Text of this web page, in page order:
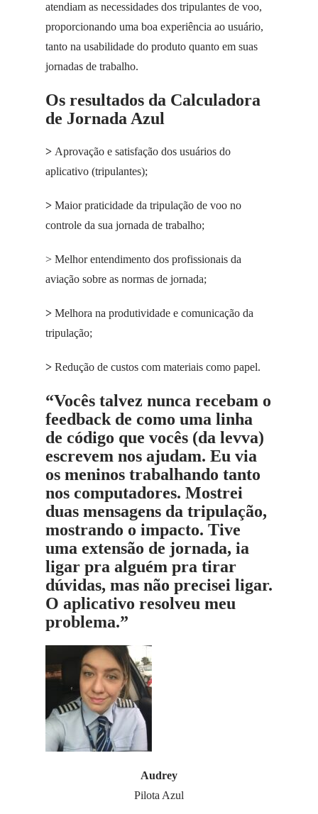
atendiam as necessidades dos tripulantes de voo,
proporcionando uma boa experiência ao usuário,
tanto na usabilidade do produto quanto em suas
jornadas de trabalho.
Os resultados da Calculadora
de Jornada Azul
> Aprovação e satisfação dos usuários do
aplicativo (tripulantes);
> Maior praticidade da tripulação de voo no
controle da sua jornada de trabalho;
> Melhor entendimento dos profissionais da
aviação sobre as normas de jornada;
> Melhora na produtividade e comunicação da
tripulação;
> Redução de custos com materiais como papel.
“Vocês talvez nunca recebam o
feedback de como uma linha
de código que vocês (da levva)
escrevem nos ajudam. Eu via
os meninos trabalhando tanto
nos computadores. Mostrei
duas mensagens da tripulação,
mostrando o impacto. Tive
uma extensão de jornada, ia
ligar pra alguém pra tirar
dúvidas, mas não precisei ligar.
O aplicativo resolveu meu
problema.”
Audrey
Pilota Azul